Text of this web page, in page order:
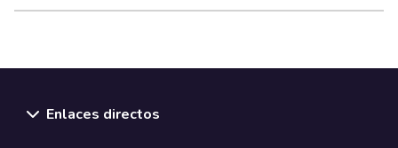
Enlaces directos